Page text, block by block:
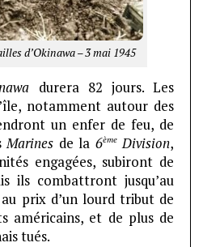
d’Okinawa – 3 mai 1945
durera 82 jours. Les
notamment autour des
un enfer de feu, de
Marines de la 6èmeDivision,
engagées, subiront de
ils combattront jusqu’au
prix d’un lourd tribut de
américains, et de plus de
tués.